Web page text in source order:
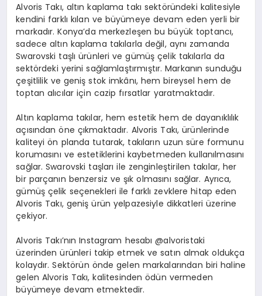
Alvoris Takı, altın kaplama takı sektöründeki kalitesiyle
kendini farklı kılan ve büyümeye devam eden yerli bir
markadır. Konya’da merkezleşen bu büyük toptancı,
sadece altın kaplama takılarla değil, aynı zamanda
Swarovski taşlı ürünleri ve gümüş çelik takılarla da
sektördeki yerini sağlamlaştırmıştır. Markanın sunduğu
çeşitlilik ve geniş stok imkânı, hem bireysel hem de
toptan alıcılar için cazip fırsatlar yaratmaktadır.
Altın kaplama takılar, hem estetik hem de dayanıklılık
açısından öne çıkmaktadır. Alvoris Takı, ürünlerinde
kaliteyi ön planda tutarak, takıların uzun süre formunu
korumasını ve estetiklerini kaybetmeden kullanılmasını
sağlar. Swarovski taşları ile zenginleştirilen takılar, her
bir parçanın benzersiz ve şık olmasını sağlar. Ayrıca,
gümüş çelik seçenekleri ile farklı zevklere hitap eden
Alvoris Takı, geniş ürün yelpazesiyle dikkatleri üzerine
çekiyor.
Alvoris Takı’nın Instagram hesabı @alvoristaki
üzerinden ürünleri takip etmek ve satın almak oldukça
kolaydır. Sektörün önde gelen markalarından biri haline
gelen Alvoris Takı, kalitesinden ödün vermeden
büyümeye devam etmektedir.